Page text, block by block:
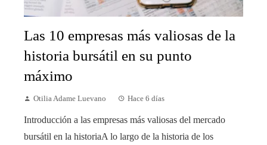
Las 10 empresas más valiosas de la
historia bursátil en su punto
máximo
Otilia Adame Luevano Hace 6 días
Introducción a las empresas más valiosas del mercado
bursátil en la historiaA lo largo de la historia de los